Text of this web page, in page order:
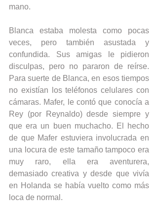
mano.
Blanca estaba molesta como pocas
veces, pero también asustada y
confundida. Sus amigas le pidieron
disculpas, pero no pararon de reírse.
Para suerte de Blanca, en esos tiempos
no existían los teléfonos celulares con
cámaras. Mafer, le contó que conocía a
Rey (por Reynaldo) desde siempre y
que era un buen muchacho. El hecho
de que Mafer estuviera involucrada en
una locura de este tamaño tampoco era
muy raro, ella era aventurera,
demasiado creativa y desde que vivía
en Holanda se había vuelto como más
loca de normal.